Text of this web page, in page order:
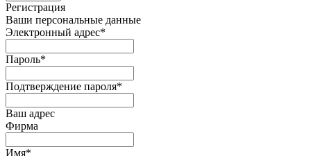
Регистрация
Ваши персональные данные
Электронный адрес*
Пароль*
Подтверждение пароля*
Ваш адрес
Фирма
Имя*